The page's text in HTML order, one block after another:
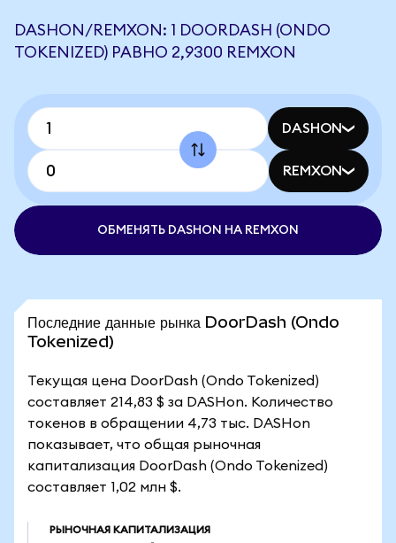
DASHON/REMXON: 1 DOORDASH (ONDO
TOKENIZED) РАВНО 2,9300 REMXON
DASHON
REMXON
ОБМЕНЯТЬ DASHON НА REMXON
Последние данные рынка DoorDash (Ondo
Tokenized)
Текущая цена DoorDash (Ondo Tokenized)
составляет 214,83 $ за DASHon. Количество
токенов в обращении 4,73 тыс. DASHon
показывает, что общая рыночная
капитализация DoorDash (Ondo Tokenized)
составляет 1,02 млн $.
РЫНОЧНАЯ КАПИТАЛИЗАЦИЯ